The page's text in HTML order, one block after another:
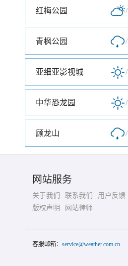
红梅公园 /
青枫公园 /
亚细亚影视城 /
中华恐龙园 /
顾龙山 /
网站服务
关于我们 联系我们
用户反馈
版权声明
网站律师
客服邮箱： service@weather.com.cn